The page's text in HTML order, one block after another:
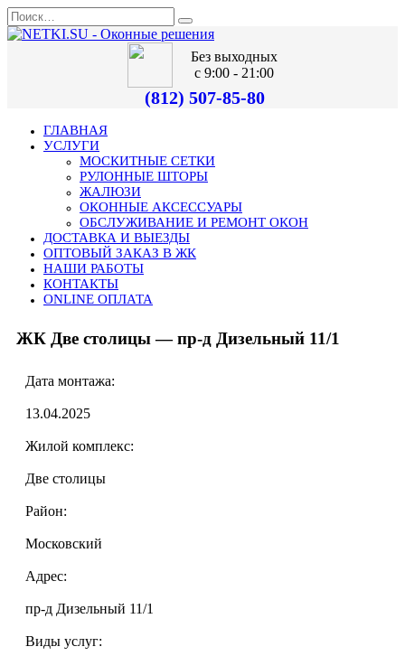
Без выходных
с 9:00 - 21:00
(812) 507-85-80
ГЛАВНАЯ
УСЛУГИ
МОСКИТНЫЕ СЕТКИ
РУЛОННЫЕ ШТОРЫ
ЖАЛЮЗИ
ОКОННЫЕ АКСЕССУАРЫ
ОБСЛУЖИВАНИЕ И РЕМОНТ ОКОН
ДОСТАВКА И ВЫЕЗДЫ
ОПТОВЫЙ ЗАКАЗ В ЖК
НАШИ РАБОТЫ
КОНТАКТЫ
ONLINE ОПЛАТА
ЖК Две столицы — пр-д Дизельный 11/1
Дата монтажа:
13.04.2025
Жилой комплекс:
Две столицы
Район:
Московский
Адрес:
пр-д Дизельный 11/1
Виды услуг: